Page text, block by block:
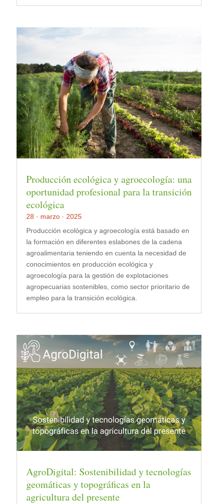
Producción ecológica y agroecología: una
oportunidad profesional para la transición
ecológica
28 · marzo · 2025
Producción ecológica y agroecología está basado en
la formación en diferentes eslabones de la cadena
agroalimentaria teniendo en cuenta la necesidad de
conocimientos en producción ecológica y
agroecología para la gestión de explotaciones
agropecuarias sostenibles, como sector prioritario de
empleo para la transición ecológica.
AgroDigital: Sostenibilidad y tecnologías
geomáticas y topográficas en la
agricultura del presente